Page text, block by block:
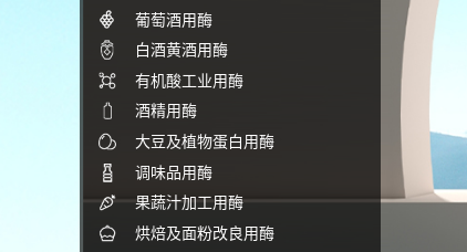
葡萄酒用酶
白酒黄酒用酶
有机酸工业用酶
酒精用酶
大豆及植物蛋白用酶
调味品用酶
果蔬汁加工用酶
烘焙及面粉改良用酶